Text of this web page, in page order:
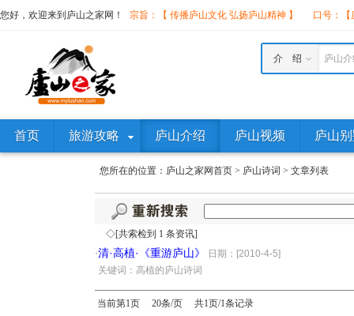
您好，欢迎来到庐山之家网！ 宗旨：【 传播庐山文化 弘扬庐山精神 】 口号：
庐山
介 绍
首页 旅游攻略 庐山介绍 庐山视频 庐山
您所在的位置： 庐山之家网首页 > 庐山诗词 > 文章列表
◇[共索检到 1 条资讯]
·清·高植·《重游庐山》
日期：[2010-4-5]
关键词：高植的庐山诗词
当前第1页 20条/页 共1页/1条记录